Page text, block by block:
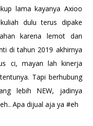
lama kayanya Axioo
dulu terus dipake
karena lemot dan
di tahun 2019 akhirnya
ci, mayan lah kinerja
Tapi berhubung
lebih NEW, jadinya
Apa dijual aja ya #eh